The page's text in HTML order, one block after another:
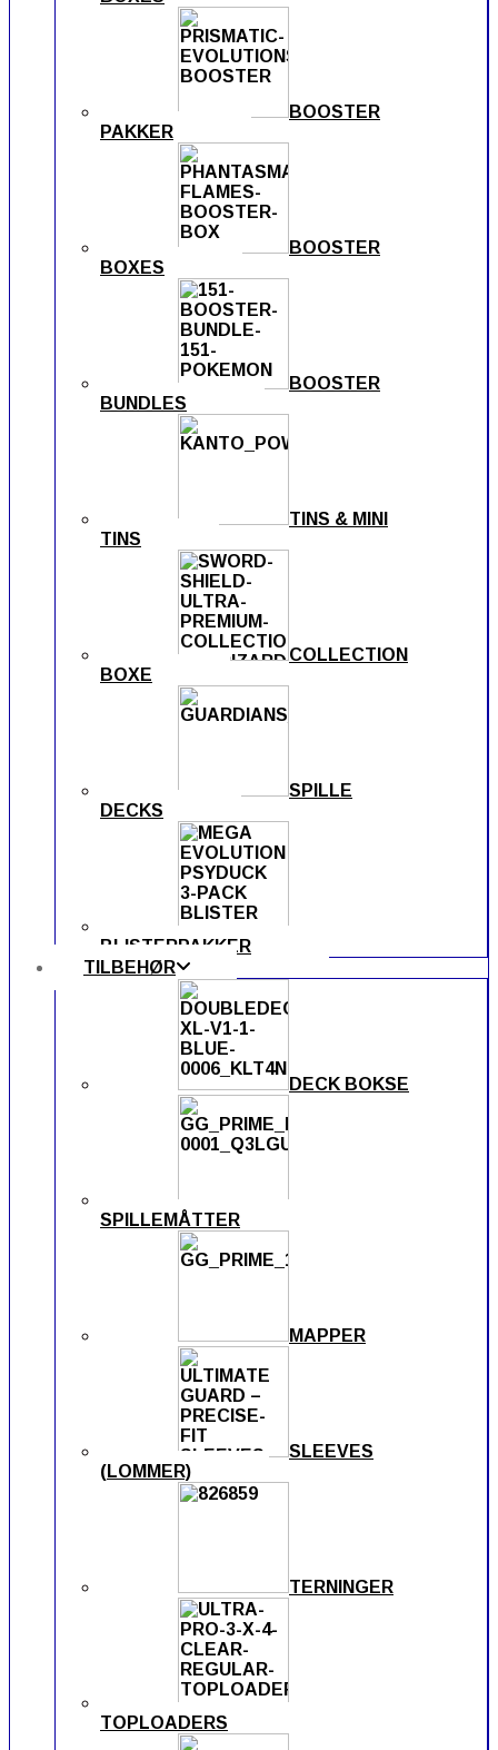
BOOSTER
PAKKER
BOOSTER
BOXES
BOOSTER
BUNDLES
TINS & MINI
TINS
COLLECTION
BOXE
SPILLE
DECKS
BLISTERPAKKER
TILBEHØR
DECK BOKSE
SPILLEMÅTTER
MAPPER
SLEEVES
(LOMMER)
TERNINGER
TOPLOADERS